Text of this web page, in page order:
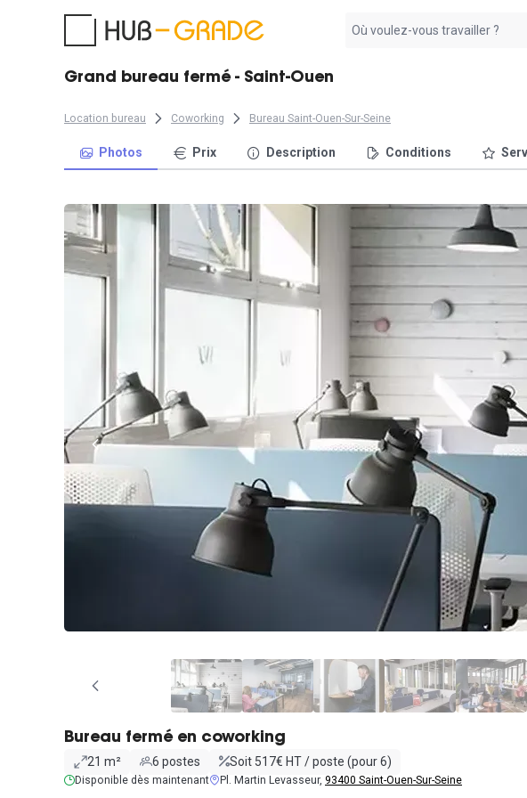
résultat
Grand bureau fermé - Saint-Ouen
Location bureau Coworking Bureau Saint-Ouen-Sur-Seine
Photos Prix Description Conditions
Bureau fermé en coworking
21 m² 6 postes Soit 517€ HT / poste (pour 6)
Disponible dès maintenant Pl. Martin Levasseur, 93400 Saint-Ouen-Sur-Seine